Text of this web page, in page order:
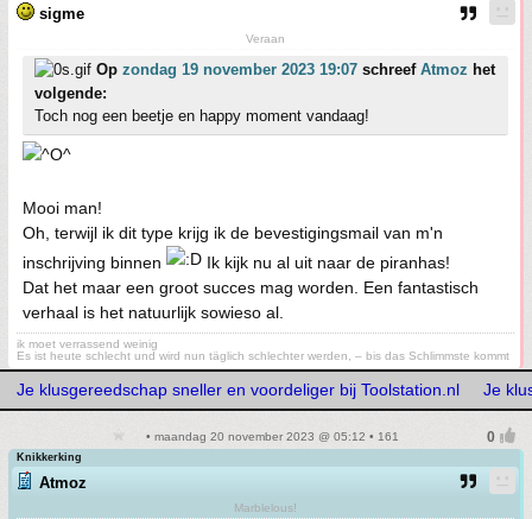
sigme
Veraan
Op zondag 19 november 2023 19:07 schreef Atmoz het
volgende:
Toch nog een beetje en happy moment vandaag!
Mooi man!
Oh, terwijl ik dit type krijg ik de bevestigingsmail van m'n
inschrijving binnen
Ik kijk nu al uit naar de piranhas!
Dat het maar een groot succes mag worden. Een fantastisch
verhaal is het natuurlijk sowieso al.
ik moet verrassend weinig
Es ist heute schlecht und wird nun täglich schlechter werden, – bis das Schlimmste kommt
Je klusgereedschap sneller en voordeliger bij Toolstation.nl Je
• maandag 20 november 2023 @ 05:12 • 161
Knikkerking
Atmoz
Marblelous!